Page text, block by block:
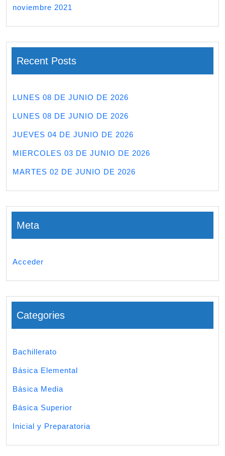
noviembre 2021
Recent Posts
LUNES 08 DE JUNIO DE 2026
LUNES 08 DE JUNIO DE 2026
JUEVES 04 DE JUNIO DE 2026
MIERCOLES 03 DE JUNIO DE 2026
MARTES 02 DE JUNIO DE 2026
Meta
Acceder
Categories
Bachillerato
Básica Elemental
Básica Media
Básica Superior
Inicial y Preparatoria